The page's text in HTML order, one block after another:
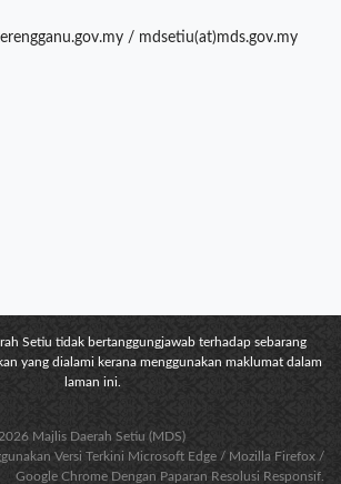
/ mdsetiu(at)mds.gov.my
Setiu tidak bertanggungjawab terhadap sebarang
yang dialami kerana menggunakan maklumat dalam
laman ini.
Majlis Daerah Setiu (MDS)
Versi Terkini Microsoft Edge / Mozilla Firefox /
Google Chrome Dengan Paparan Resolusi Responsif.